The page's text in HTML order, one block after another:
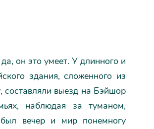
он это умеет. У длинного и
здания, сложенного из
составляли выезд на Бэйшор
наблюдая за туманом,
вечер и мир понемногу